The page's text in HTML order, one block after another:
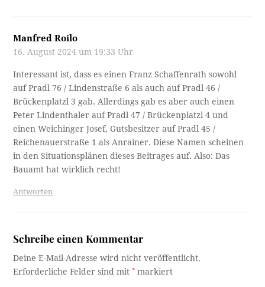
Manfred Roilo
16. August 2024 um 19:33 Uhr
Interessant ist, dass es einen Franz Schaffenrath sowohl
auf Pradl 76 / Lindenstraße 6 als auch auf Pradl 46 /
Brückenplatzl 3 gab. Allerdings gab es aber auch einen
Peter Lindenthaler auf Pradl 47 / Brückenplatzl 4 und
einen Weichinger Josef, Gutsbesitzer auf Pradl 45 /
Reichenauerstraße 1 als Anrainer. Diese Namen scheinen
in den Situationsplänen dieses Beitrages auf. Also: Das
Bauamt hat wirklich recht!
Antworten
Schreibe einen Kommentar
Deine E-Mail-Adresse wird nicht veröffentlicht.
Erforderliche Felder sind mit* markiert